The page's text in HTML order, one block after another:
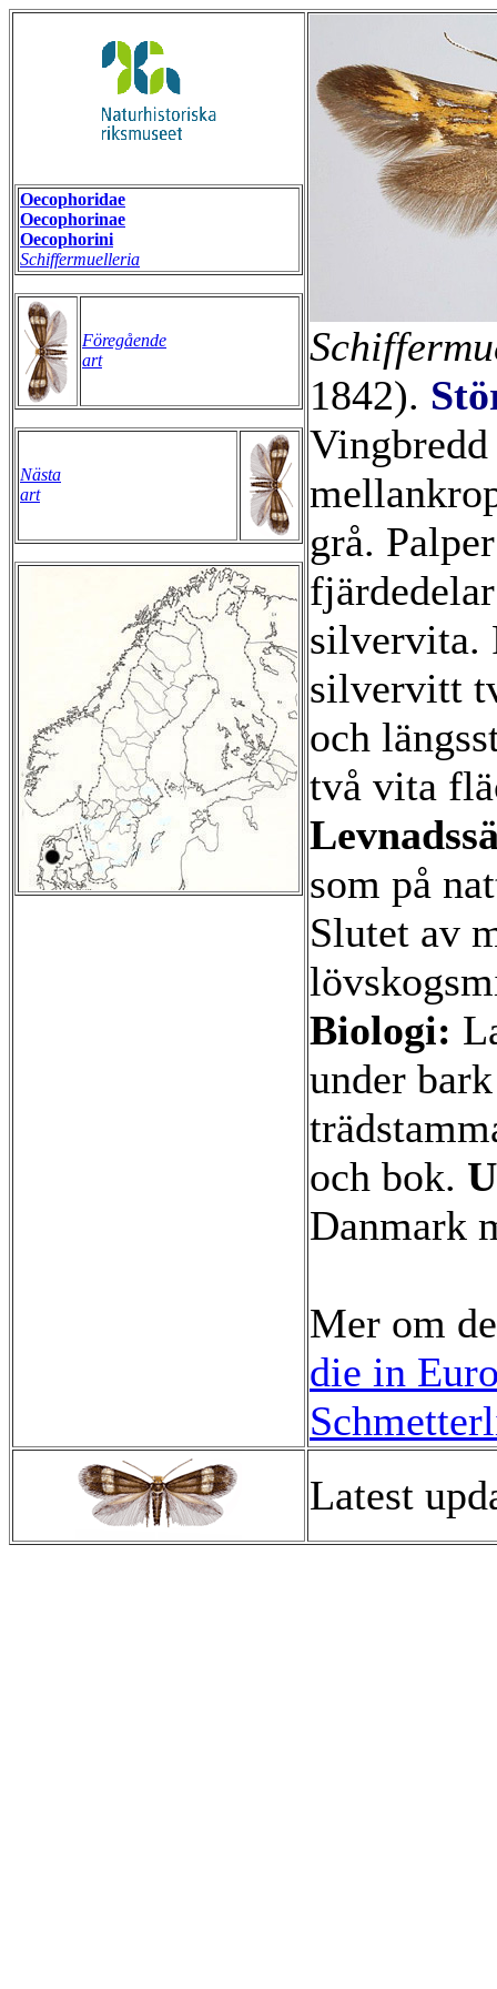
Oecophoridae
Oecophorinae
Oecophorini
Schiffermuelleria
Föregående
art
Nästa
art
1842).
grå.
silvervita.
silvervitt
och
två vita
som på
Slutet av
Biologi:
under
och bok.
Danmark
Mer om
die in
Latest